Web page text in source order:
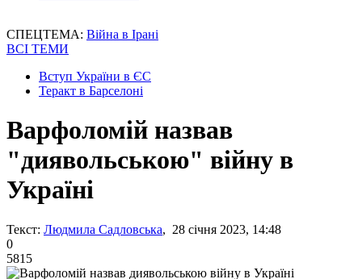
СПЕЦТЕМА: Війна в Ірані
ВСІ ТЕМИ
Вступ України в ЄС
Теракт в Барселоні
Варфоломій назвав
"диявольською" війну в
Україні
Текст: Людмила Садловська, 28 січня 2023, 14:48
0
5815